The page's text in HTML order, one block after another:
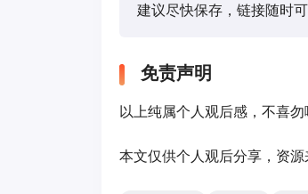
建议尽快保存，链接随时可
免责声明
以上纯属个人观后感，不喜
本文仅供个人观后分享，资